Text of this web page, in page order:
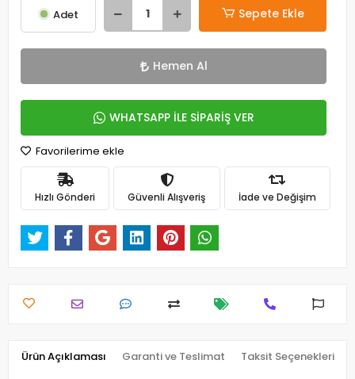
Adet Sepete Ekle
Hemen Al
WHATSAPP İLE SİPARİŞ VER
Favorilerime ekle
Hızlı Gönderi Güvenli Alışveriş İade ve Değişim
Ürün Açıklaması Garanti ve Teslimat Taksit Seçenekleri